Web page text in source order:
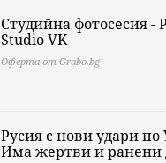
Студийна фотосесия -
Studio VK
Оферта от Grabo.bg
Русия с нови удари
Има жертви и ранени